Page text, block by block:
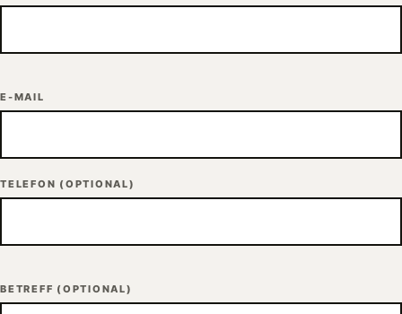
E-MAIL
TELEFON (OPTIONAL)
BETREFF (OPTIONAL)